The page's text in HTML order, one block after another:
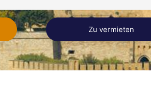
Zu vermieten